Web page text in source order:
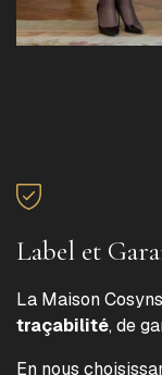
Label et
La Maison
traçabilité, de
En nous